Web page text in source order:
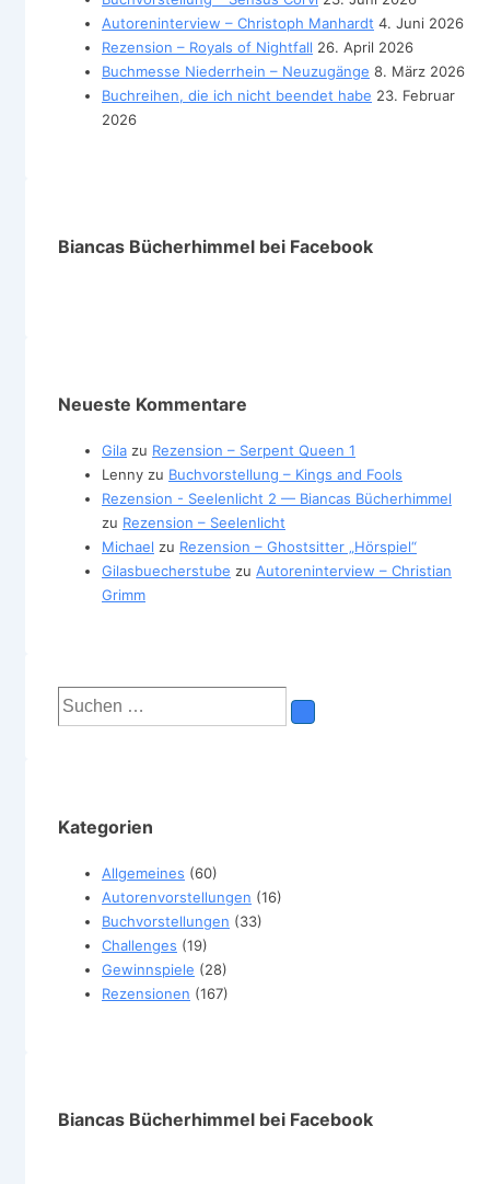
Autoreninterview – Christoph Manhardt 4. Juni 2026
Rezension – Royals of Nightfall 26. April 2026
Buchmesse Niederrhein – Neuzugänge 8. März 2026
Buchreihen, die ich nicht beendet habe 23. Februar
2026
Biancas Bücherhimmel bei Facebook
Neueste Kommentare
Gila zu Rezension – Serpent Queen 1
Lenny zu Buchvorstellung – Kings and Fools
Rezension - Seelenlicht 2 — Biancas Bücherhimmel
zu Rezension – Seelenlicht
Michael zu Rezension – Ghostsitter „Hörspiel“
Gilasbuecherstube zu Autoreninterview – Christian
Grimm
Suchen
nach:
Kategorien
Allgemeines (60)
Autorenvorstellungen (16)
Buchvorstellungen (33)
Challenges (19)
Gewinnspiele (28)
Rezensionen (167)
Biancas Bücherhimmel bei Facebook